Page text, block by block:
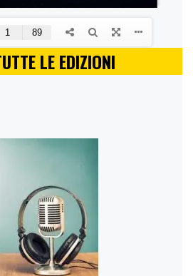
LE EDIZIONI